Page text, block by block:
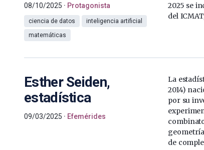
08/10/2025 Protagonista
ciencia de datos
inteligencia artificial
matemáticas
2025 se
del
Esther Seiden,
estadística
09/03/2025 Efemérides
La
2014)
por su
de